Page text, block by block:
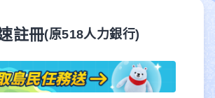
註冊(原518人力銀行)